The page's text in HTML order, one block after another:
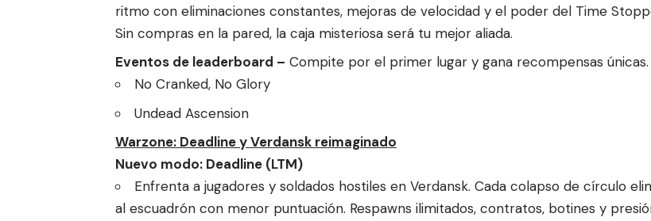
ritmo con eliminaciones constantes, mejoras de velocidad y el poder del Time
Sin compras en la pared, la caja misteriosa será tu mejor aliada.
Eventos de leaderboard – Compite por el primer lugar y gana recompensas únicas.
No Cranked, No Glory
Undead Ascension
Warzone: Deadline y Verdansk reimaginado
Nuevo modo: Deadline (LTM)
Enfrenta a jugadores y soldados hostiles en Verdansk. Cada colapso de círculo
al escuadrón con menor puntuación. Respawns ilimitados, contratos, botines y